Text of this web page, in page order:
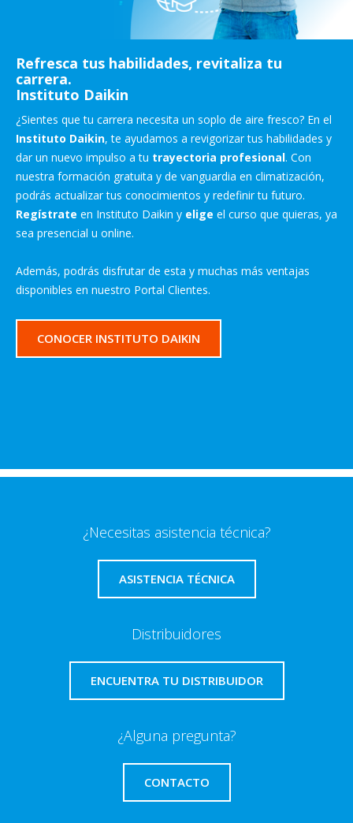
Refresca tus habilidades, revitaliza tu
carrera.
Instituto Daikin
¿Sientes que tu carrera necesita un soplo de aire fresco? En el
Instituto Daikin, te ayudamos a revigorizar tus habilidades y
dar un nuevo impulso a tu trayectoria profesional. Con
nuestra formación gratuita y de vanguardia en climatización,
podrás actualizar tus conocimientos y redefinir tu futuro.
Regístrate en Instituto Daikin y elige el curso que quieras, ya
sea presencial u online.
Además, podrás disfrutar de esta y muchas más ventajas
disponibles en nuestro Portal Clientes.
CONOCER INSTITUTO DAIKIN
¿Necesitas asistencia técnica?
ASISTENCIA TÉCNICA
Distribuidores
ENCUENTRA TU DISTRIBUIDOR
¿Alguna pregunta?
CONTACTO